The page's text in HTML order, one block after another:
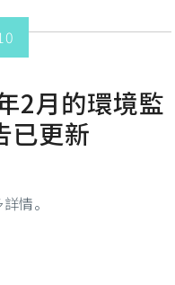
2月的環境監
已更新
情。